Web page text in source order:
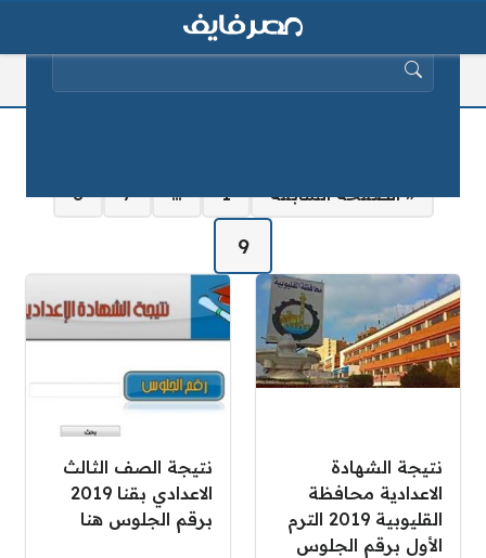
« الصفحة السابقة 1
…
7
8
9
نتيجة الشهادة
الاعدادية محافظة
القليوبية 2019 الترم
الأول برقم الجلوس
نتيجة الصف الثالث
الاعدادي بقنا 2019
برقم الجلوس هنا
البحث عن: